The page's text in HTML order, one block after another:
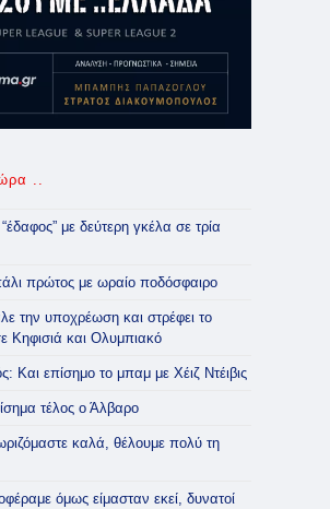
..
με δεύτερη γκέλα σε τρία
πρώτος με ωραίο ποδόσφαιρο
την υποχρέωση και στρέφει το
Κηφισιά και Ολυμπιακό
Και επίσημο το μπαμ με Χέιζ Ντέιβις
τέλος ο Άλβαρο
καλά, θέλουμε πολύ τη
όμως είμασταν εκεί, δυνατοί